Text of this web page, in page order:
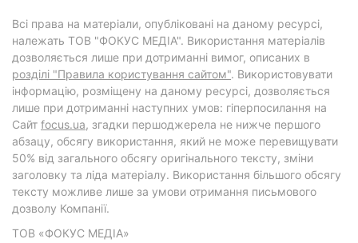
Всі права на матеріали, опубліковані на даному ресурсі,
належать ТОВ "ФОКУС МЕДІА". Використання матеріалів
дозволяється лише при дотриманні вимог, описаних в
розділі "Правила користування сайтом". Використовувати
інформацію, розміщену на даному ресурсі, дозволяється
лише при дотриманні наступних умов: гіперпосилання на
Cайт focus.ua, згадки першоджерела не нижче першого
абзацу, обсягу використання, який не може перевищувати
50% від загального обсягу оригінального тексту, зміни
заголовку та ліда матеріалу. Використання більшого обсягу
тексту можливе лише за умови отримання письмового
дозволу Компанії.
ТОВ «ФОКУС МЕДІА»